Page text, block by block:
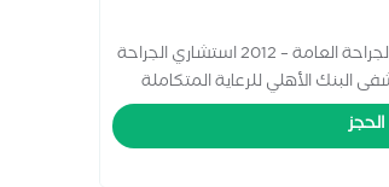
استشاري الجراحة العامة والمناظير دكتوراه الجراحة العامة – 2018 ماچستير الجراحة العامة – 2012 استشاري الجراحة
البنك الأهلي للرعاية المتكاملة
جراحات المناظير (استئصال المرارة –
اللعابية جراحات أورام الجهاز
وبالمنظار جراحات الشرج